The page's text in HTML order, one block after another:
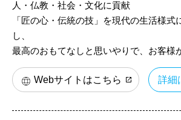
人・仏教・社会・文化に貢献
「匠の心・伝統の技」を現代の生活様式
し、
最高のおもてなしと思いやりで、お客様
Webサイトはこちら 詳細